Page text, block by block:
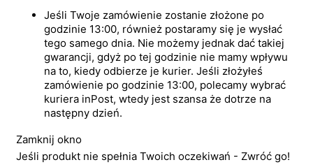
Jeśli Twoje zamówienie zostanie złożone po
godzinie 13:00, również postaramy się je wysłać
tego samego dnia. Nie możemy jednak dać takiej
gwarancji, gdyż po tej godzinie nie mamy wpływu
na to, kiedy odbierze je kurier. Jeśli złożyłeś
zamówienie po godzinie 13:00, polecamy wybrać
kuriera inPost, wtedy jest szansa że dotrze na
następny dzień.
Zamknij okno
Jeśli produkt nie spełnia Twoich oczekiwań - Zwróć go!